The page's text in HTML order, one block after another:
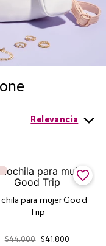
Relevancia
para mujer Good
Trip
$44.000 $41 .800